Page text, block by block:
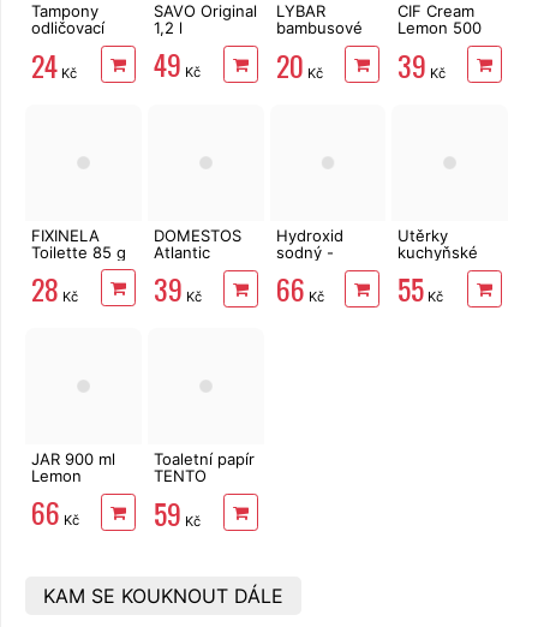
Tampony
odličovací
LINTEO 120
ks
24 Kč
SAVO Original
1,2 l
49 Kč
LYBAR
bambusové
tyčinky 200
ks
20 Kč
CIF Cream
Lemon 500
39 Kč
FIXINELA
Toilette 85 g
28 Kč
DOMESTOS
Atlantic
Fresh 750 ml
39 Kč
Hydroxid
sodný -
mikrogranule
1 kg
66 Kč
Utěrky
kuchyňské
TENTO Extra
Strong
3vrstvé, 2
55 Kč
JAR 900 ml
Lemon
66 Kč
Toaletní papír
TENTO
Ellegance
Pink 3vrstvý
8 rolí, 144 m
59 Kč
KAM SE KOUKNOUT DÁLE